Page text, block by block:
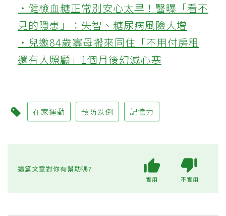
‧健檢血糖正常別安心太早！醫曝「看不
見的隱患」：失智、糖尿病風險大增
‧兒邀84歲寡母搬來同住「不用付房租
還有人照顧」1個月後幻滅心寒
在家運動 預防跌倒 記憶力
這篇文章對你有幫助嗎?
實用 不實用